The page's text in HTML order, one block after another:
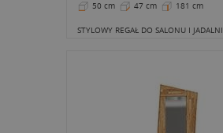
50 cm 47 cm 181 cm
STYLOWY REGAŁ DO SALONU I JADALNI